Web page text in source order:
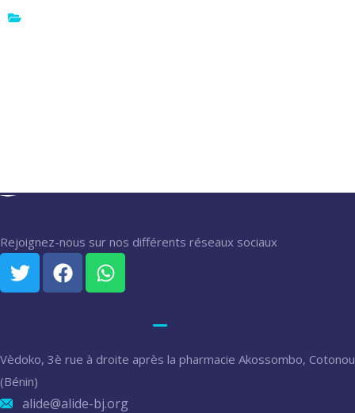
Rejoignez-nous sur nos différents réseaux sociaux
Vèdoko, 3è rue à droite après la pharmacie Akossombo, Cotonou
(Bénin)
alide@alide-bj.org